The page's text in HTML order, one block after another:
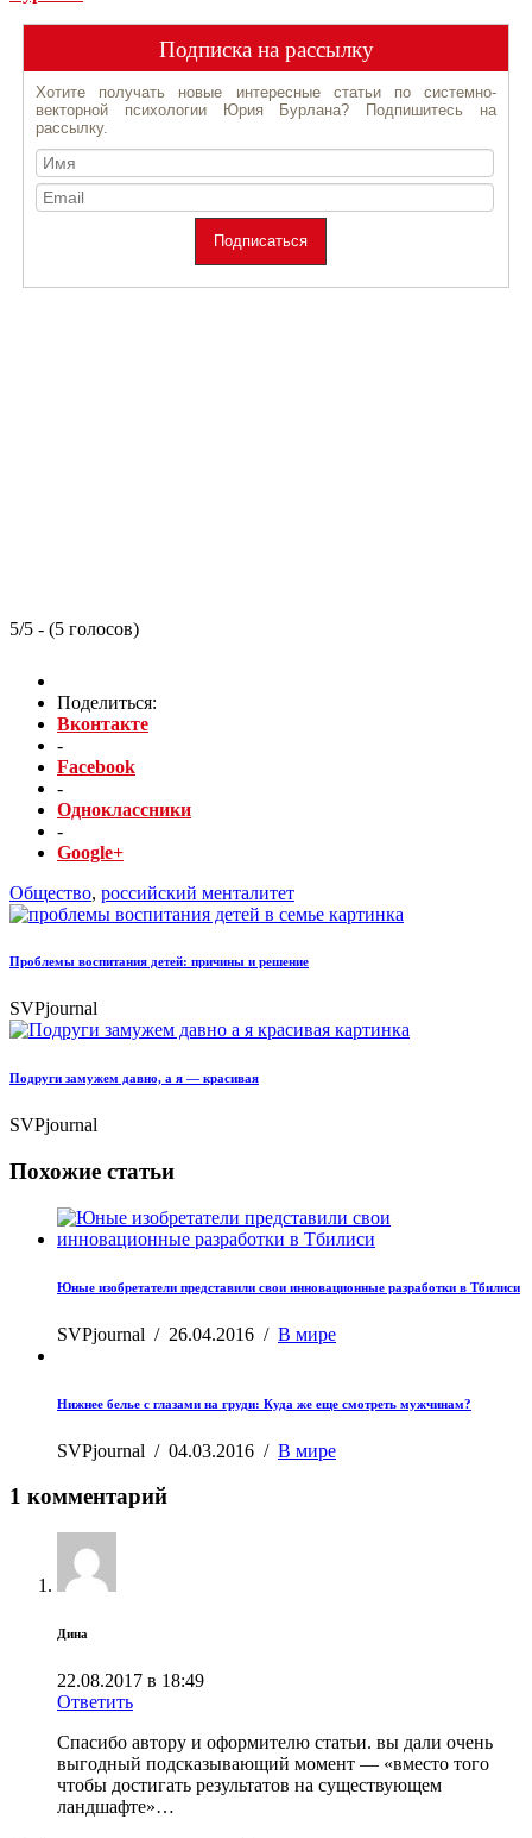
5/5 - (5 голосов)
Поделиться:
Вконтакте
-
Facebook
-
Одноклассники
-
Google+
Общество, российский менталитет
Проблемы воспитания детей: причины и решение
SVPjournal
Подруги замужем давно, а я — красивая
SVPjournal
Похожие статьи
Юные изобретатели представили свои инновационные разработки в Тбилиси
SVPjournal / 26.04.2016 / В мире
Нижнее белье с глазами на груди: Куда же еще смотреть мужчинам?
SVPjournal / 04.03.2016 / В мире
1 комментарий
Дина
22.08.2017 в 18:49
Ответить
Спасибо автору и оформителю статьи. вы дали очень
выгодный подсказывающий момент — «вместо того
чтобы достигать результатов на существующем
ландшафте»…